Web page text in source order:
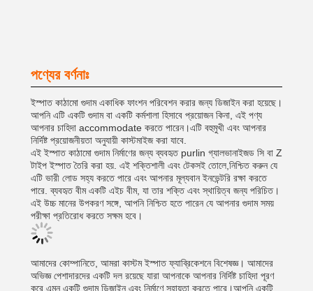
পণ্যের বর্ণনাঃ
ইস্পাত কাঠামো গুদাম একাধিক ফাংশন পরিবেশন করার জন্য ডিজাইন করা হয়েছে।
আপনি এটি একটি গুদাম বা একটি কর্মশালা হিসাবে প্রয়োজন কিনা, এই পণ্য
আপনার চাহিদা accommodate করতে পারেন।এটি বহুমুখী এবং আপনার
নির্দিষ্ট প্রয়োজনীয়তা অনুযায়ী কাস্টমাইজ করা যাবে.
এই ইস্পাত কাঠামো গুদাম নির্মাণের জন্য ব্যবহৃত purlin গ্যালভানাইজড সি বা Z
টাইপ ইস্পাত তৈরি করা হয়. এই শক্তিশালী এবং টেকসই তোলে,নিশ্চিত করুন যে
এটি ভারী লোড সহ্য করতে পারে এবং আপনার মূল্যবান ইনভেন্টরি রক্ষা করতে
পারে. ব্যবহৃত বীম একটি এইচ বীম, যা তার শক্তি এবং স্থায়িত্ব জন্য পরিচিত।
এই উচ্চ মানের উপকরণ সঙ্গে, আপনি নিশ্চিত হতে পারেন যে আপনার গুদাম সময়
পরীক্ষা প্রতিরোধ করতে সক্ষম হবে।
আমাদের কোম্পানিতে, আমরা কাস্টম ইস্পাত ফ্যাব্রিকেশনে বিশেষজ্ঞ। আমাদের
অভিজ্ঞ পেশাদারদের একটি দল রয়েছে যারা আপনাকে আপনার নির্দিষ্ট চাহিদা পূরণ
করে এমন একটি গুদাম ডিজাইন এবং নির্মাণে সহায়তা করতে পারে।আপনি একটি